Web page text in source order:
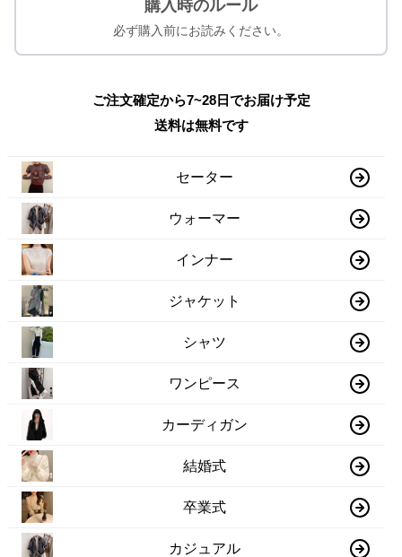
購入時のルール
必ず購入前にお読みください。
ご注文確定から7~28日でお届け予定
送料は無料です
セーター
ウォーマー
インナー
ジャケット
シャツ
ワンピース
カーディガン
結婚式
卒業式
カジュアル